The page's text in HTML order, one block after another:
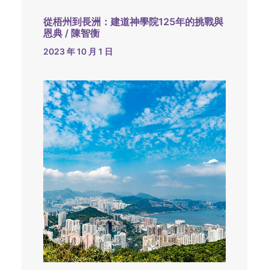
從梧州到長洲：建道神學院125年的挑戰與
恩典 / 陳智衡
2023 年 10 月 1 日